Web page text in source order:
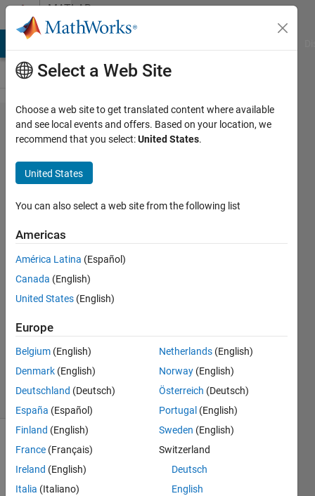
Skip to contentMATLAB
Answers
datフ
ァイル
を読み
込んで
も文字
化けが
生じる
21 Jun
2024
1 Answer
Updated
25 Jun 2024
67 Views
Select a Web Site
Choose a web site to get translated content where available
and see local events and offers. Based on your location, we
recommend that you select:United States.
United States
You can also select a web site from the following list
Americas
América Latina (Español)
Canada (English)
United States (English)
Europe
Belgium (English)
Denmark (English)
Deutschland (Deutsch)
España (Español)
Finland (English)
France (Français)
Ireland (English)
Italia (Italiano)
Netherlands (English)
Norway (English)
Österreich (Deutsch)
Portugal (English)
Sweden (English)
Switzerland
Deutsch
English